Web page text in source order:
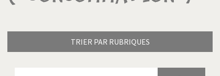
TRIER PAR RUBRIQUES
Bienvenue en Italie